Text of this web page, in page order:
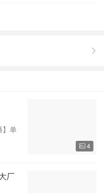

 4
】单
玩
厂